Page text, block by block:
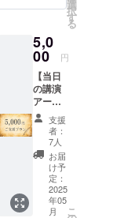
す。 ビ
デオ
メッ
セージ
は、お
礼のお
手紙と
一緒に
配信さ
せてい
ただき
ます。
開催さ
ただく
にあた
り、お
一人お
一人に
ぼくが
使って
いるバ
ルーン
アート
用風船
をご住
所に送
付させ
選
択
す
る
5,0
00 円
【当日
の講演
アーカ
イブ動
画を
シーク
レット
配信】
まだ開
催場所
は確定
してい
支援
者：
7人
お届
け予
定：
2025
年05
月
こ